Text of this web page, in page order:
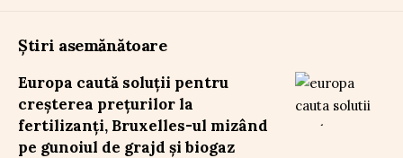
Știri asemănătoare
Europa caută soluții pentru
creșterea prețurilor la
fertilizanți, Bruxelles-ul mizând
pe gunoiul de grajd și biogaz